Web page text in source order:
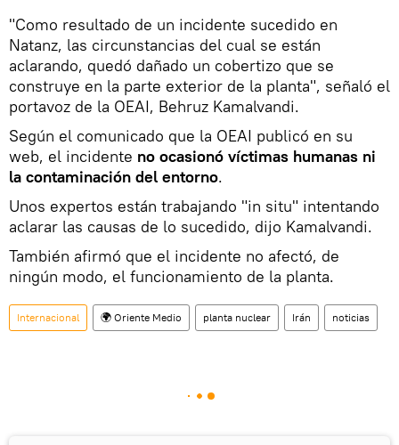
"Como resultado de un incidente sucedido en
Natanz, las circunstancias del cual se están
aclarando, quedó dañado un cobertizo que se
construye en la parte exterior de la planta", señaló el
portavoz de la OEAI, Behruz Kamalvandi.
Según el comunicado que la OEAI publicó en su
web, el incidente no ocasionó víctimas humanas ni
la contaminación del entorno.
Unos expertos están trabajando "in situ" intentando
aclarar las causas de lo sucedido, dijo Kamalvandi.
También afirmó que el incidente no afectó, de
ningún modo, el funcionamiento de la planta.
Internacional 🌍 Oriente Medio planta nuclear Irán noticias